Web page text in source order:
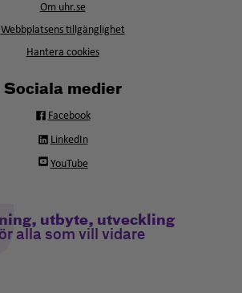
fönster
Om uhr.se
Webbplatsens tillgänglighet
Hantera cookies
Sociala medier
Facebook
LinkedIn
YouTube
utbyte, utveckling
alla som vill vidare